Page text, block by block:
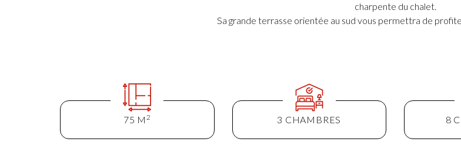
charpente du chalet.
Sa grande terrasse orientée au sud vous permettra de
75 M 2 3 CHAMBRES 8